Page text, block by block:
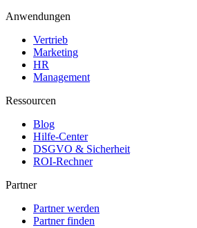
Anwendungen
Vertrieb
Marketing
HR
Management
Ressourcen
Blog
Hilfe-Center
DSGVO & Sicherheit
ROI-Rechner
Partner
Partner werden
Partner finden